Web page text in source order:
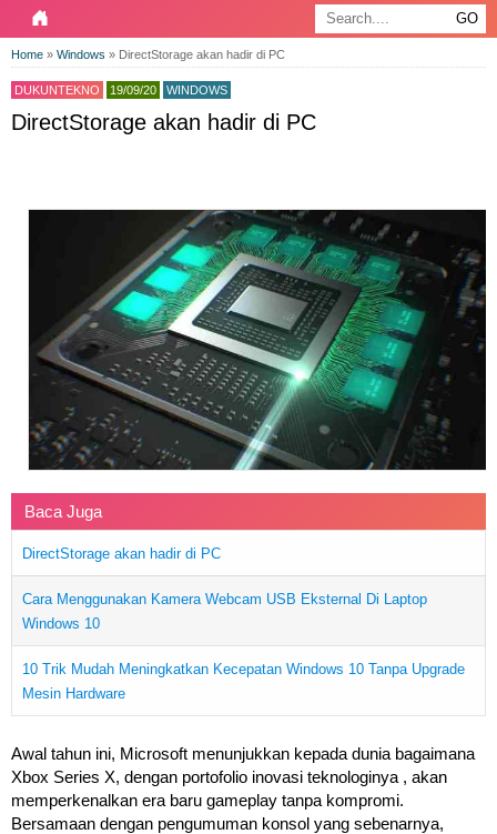
Home » Windows » DirectStorage akan hadir di PC
DUKUNTEKNO 19/09/20 WINDOWS
DirectStorage akan hadir di PC
Baca Juga
DirectStorage akan hadir di PC
Cara Menggunakan Kamera Webcam USB Eksternal Di Laptop
Windows 10
10 Trik Mudah Meningkatkan Kecepatan Windows 10 Tanpa Upgrade
Mesin Hardware
Awal tahun ini, Microsoft menunjukkan kepada dunia bagaimana
Xbox Series X, dengan portofolio inovasi teknologinya , akan
memperkenalkan era baru gameplay tanpa kompromi.
Bersamaan dengan pengumuman konsol yang sebenarnya,